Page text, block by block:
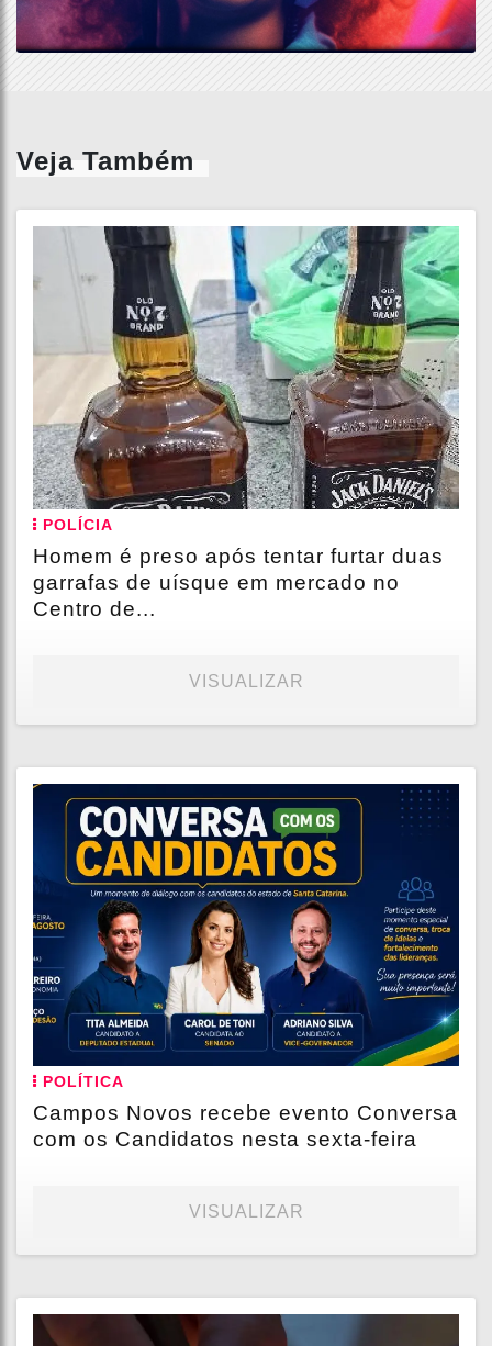
Veja Também
POLÍCIA
Homem é preso após tentar furtar duas
garrafas de uísque em mercado no
Centro de...
VISUALIZAR
POLÍTICA
Campos Novos recebe evento Conversa
com os Candidatos nesta sexta-feira
VISUALIZAR